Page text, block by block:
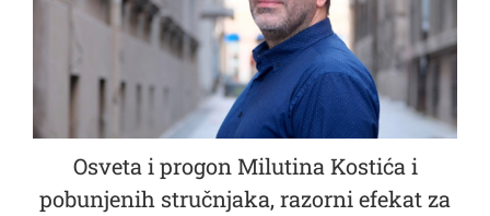
Osveta i progon Milutina Kostića i
pobunjenih stručnjaka, razorni efekat za